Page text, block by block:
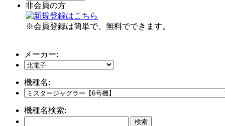
非会員の方
※会員登録は簡単で、無料でできます。
メーカー:
機種名:
機種名検索: